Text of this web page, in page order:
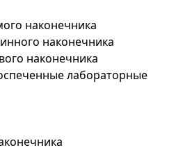
наконечника
наконечника
наконечника
лабораторные